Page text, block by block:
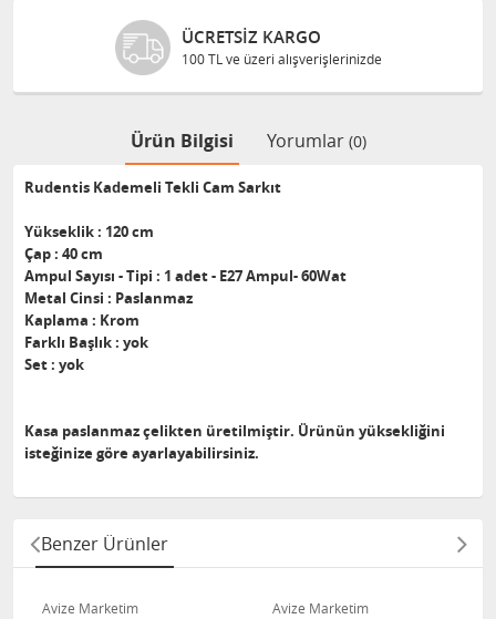
ÜCRETSIZ KARGO
100 TL ve üzeri alışverişlerinizde
Ürün Bilgisi Yorumlar (0)
Rudentis Kademeli Tekli Cam Sarkıt
Yükseklik : 120 cm
Çap : 40 cm
Ampul Sayısı - Tipi : 1 adet - E27 Ampul- 60Wat
Metal Cinsi : Paslanmaz
Kaplama : Krom
Farklı Başlık : yok
Set : yok
Kasa paslanmaz çelikten üretilmiştir. Ürünün yüksekliğini
isteğinize göre ayarlayabilirsiniz.
Benzer Ürünler
Avize Marketim Avize Marketim